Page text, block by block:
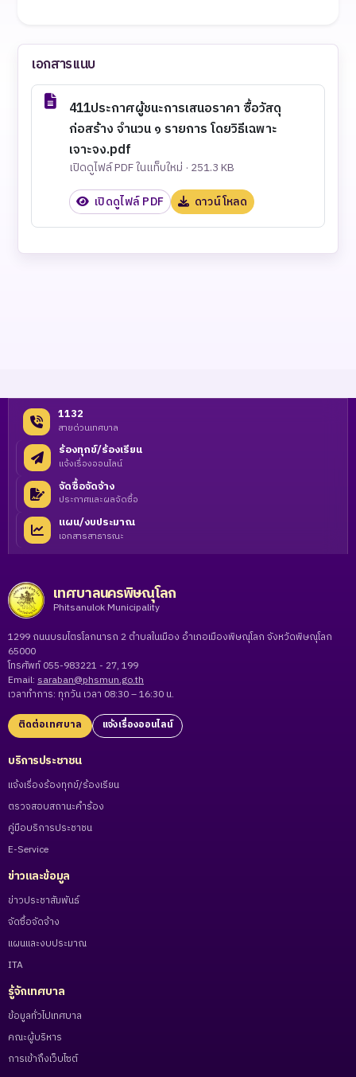
เอกสารแนบ
411ประกาศผู้ชนะการเสนอราคา ซื้อวัสดุ
ก่อสร้าง จำนวน ๑ รายการ โดยวิธีเฉพาะ
เจาะจง.pdf
เปิดดูไฟล์ PDF ในแท็บใหม่ · 251.3 KB
เปิดดูไฟล์ PDF ดาวน์โหลด
1132
สายด่วนเทศบาล
ร้องทุกข์/ร้องเรียน
แจ้งเรื่องออนไลน์
จัดซื้อจัดจ้าง
ประกาศและผลจัดซื้อ
แผน/งบประมาณ
เอกสารสาธารณะ
เทศบาลนครพิษณุโลก
Phitsanulok Municipality
1299 ถนนบรมไตรโลกนารถ 2 ตำบลในเมือง อำเภอเมืองพิษณุโลก จังหวัดพิษณุโลก
65000
โทรศัพท์ 055-983221 - 27, 199
Email: saraban@phsmun.go.th
เวลาทำการ: ทุกวัน เวลา 08:30 – 16:30 น.
ติดต่อเทศบาล แจ้งเรื่องออนไลน์
บริการประชาชน
แจ้งเรื่องร้องทุกข์/ร้องเรียน
ตรวจสอบสถานะคำร้อง
คู่มือบริการประชาชน
E-Service
ข่าวและข้อมูล
ข่าวประชาสัมพันธ์
จัดซื้อจัดจ้าง
แผนและงบประมาณ
ITA
รู้จักเทศบาล
ข้อมูลทั่วไปเทศบาล
คณะผู้บริหาร
การเข้าถึงเว็บไซต์